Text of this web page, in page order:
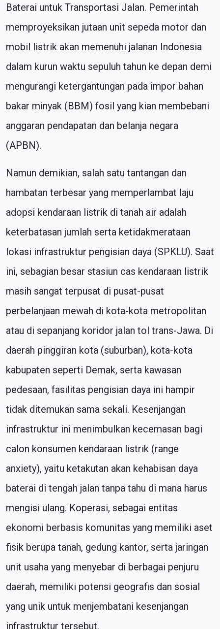
Baterai untuk Transportasi Jalan. Pemerintah
memproyeksikan jutaan unit sepeda motor dan
mobil listrik akan memenuhi jalanan Indonesia
dalam kurun waktu sepuluh tahun ke depan demi
mengurangi ketergantungan pada impor bahan
bakar minyak (BBM) fosil yang kian membebani
anggaran pendapatan dan belanja negara
(APBN).
Namun demikian, salah satu tantangan dan
hambatan terbesar yang memperlambat laju
adopsi kendaraan listrik di tanah air adalah
keterbatasan jumlah serta ketidakmerataan
lokasi infrastruktur pengisian daya (SPKLU). Saat
ini, sebagian besar stasiun cas kendaraan listrik
masih sangat terpusat di pusat-pusat
perbelanjaan mewah di kota-kota metropolitan
atau di sepanjang koridor jalan tol trans-Jawa. Di
daerah pinggiran kota (suburban), kota-kota
kabupaten seperti Demak, serta kawasan
pedesaan, fasilitas pengisian daya ini hampir
tidak ditemukan sama sekali. Kesenjangan
infrastruktur ini menimbulkan kecemasan bagi
calon konsumen kendaraan listrik (range
anxiety), yaitu ketakutan akan kehabisan daya
baterai di tengah jalan tanpa tahu di mana harus
mengisi ulang. Koperasi, sebagai entitas
ekonomi berbasis komunitas yang memiliki aset
fisik berupa tanah, gedung kantor, serta jaringan
unit usaha yang menyebar di berbagai penjuru
daerah, memiliki potensi geografis dan sosial
yang unik untuk menjembatani kesenjangan
infrastruktur tersebut.